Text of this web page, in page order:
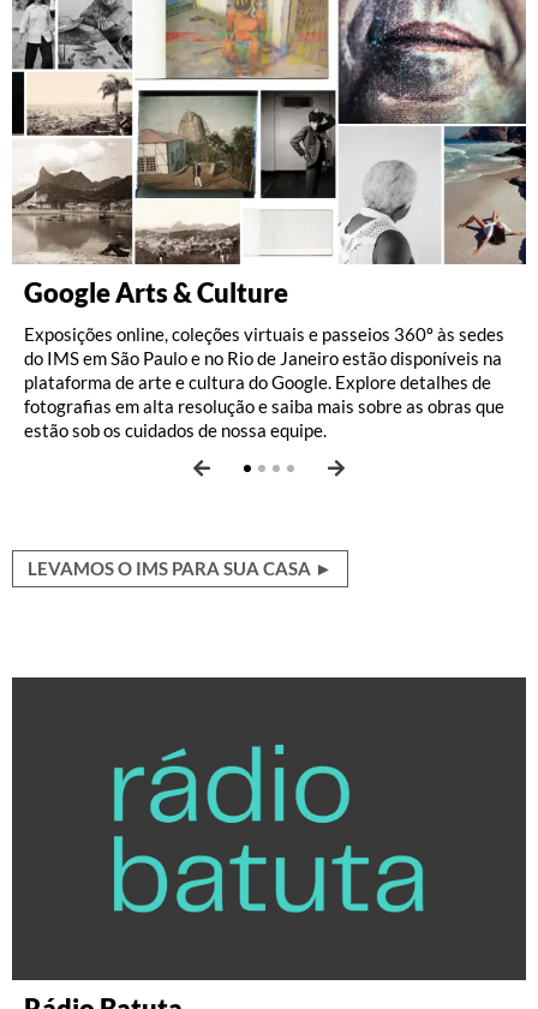
Google Arts & Culture
Exposições online, coleções virtuais e passeios 360º às sedes
do IMS em São Paulo e no Rio de Janeiro estão disponíveis na
plataforma de arte e cultura do Google. Explore detalhes de
fotografias em alta resolução e saiba mais sobre as obras que
estão sob os cuidados de nossa equipe.
Pérolas do acervo
O IMS guarda um material riquíssimo de fotografia, literatura,
música e iconografia. Para conhecer mais sobre a vida e a obra
de mais de cem destaques do acervo do instituto, explore
nossa seçãoDestaques de A a Z.
IMS no YouTube
O canal de YouTube do Instituto Moreira Salles reúne um
grande acervo audiovisual com material sobre exposições
realizadas em nossos centros culturais e apresentações de
música, além de conversas e debates com artistas e
intelectuais sobre fotografia, literatura e outros temas.
IMS no Spotify
O canal do Instituto Moreira Salles no Spotify reúne playlists
inspiradas em exposições, seleções de músicas do nosso
acervo e podcasts.
LEVAMOS O IMS PARA SUA CASA ►